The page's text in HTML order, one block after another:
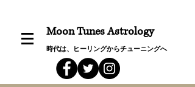
Moon Tunes Astrology
時代は、ヒーリングからチューニングへ